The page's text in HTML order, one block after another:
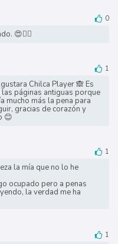
0
😍👍🏻
1
Chilca Player 🙈 Es
páginas antiguas porque
mucho más la pena para
gracias de corazón y
😊
1
la mía que no lo he
ocupado pero a penas
la verdad me ha
1